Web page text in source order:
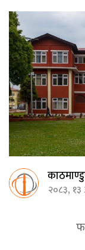
२०८३,